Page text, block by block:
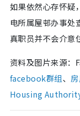
如果依然心存怀疑
电所属屋邨办事处
真职员并不会介意
资料及图片来源：
facebook群组、
Housing